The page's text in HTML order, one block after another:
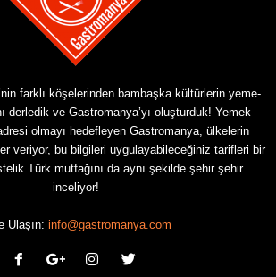
farklı köşelerinden bambaşka kültürlerin yeme-
derledik ve Gastromanya’yı oluşturduk! Yemek
olmayı hedefleyen Gastromanya, ülkelerin
veriyor, bu bilgileri uygulayabileceğiniz tarifleri bir
Türk mutfağını da aynı şekilde şehir şehir
inceliyor!
Ulaşın: info@gastromanya.com